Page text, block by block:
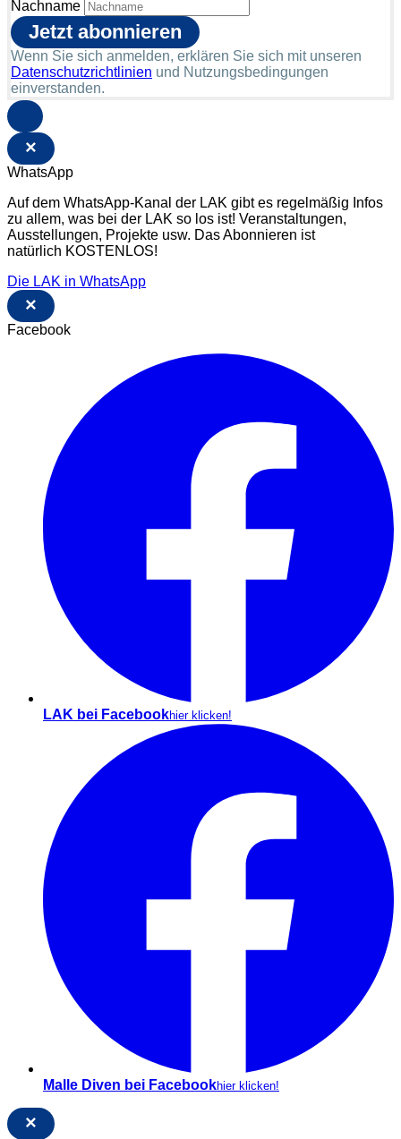
Nachname
Wenn Sie sich anmelden, erklären Sie sich mit unseren
Datenschutzrichtlinien und Nutzungsbedingungen
einverstanden.
×
WhatsApp
Auf dem WhatsApp-Kanal der LAK gibt es regelmäßig Infos
zu allem, was bei der LAK so los ist! Veranstaltungen,
Ausstellungen, Projekte usw. Das Abonnieren ist
natürlich KOSTENLOS!
Die LAK in WhatsApp
×
Facebook
LAK bei Facebookhier klicken!
Malle Diven bei Facebookhier klicken!
×